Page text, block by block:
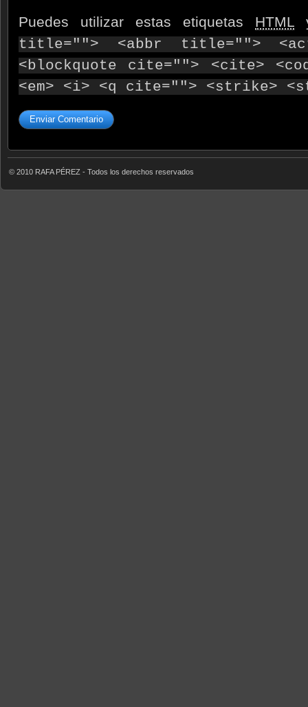
Puedes utilizar estas etiquetas HTML
title=""> <abbr title="">
<blockquote cite=""> <cite>
<em> <i> <q cite=""> <strike>
© 2010 RAFA PÉREZ - Todos los derechos reservados